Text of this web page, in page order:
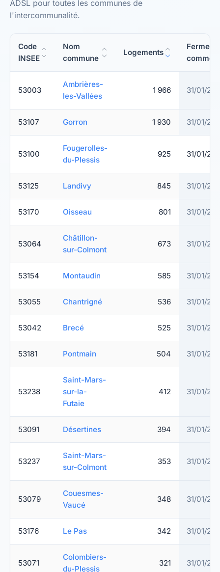
ADSL pour toutes les communes de
l'intercommunalité.
Code
INSEE
Nom
commune
Logements
53003
Ambrières-
les-Vallées
1 966 31/01/
53107 Gorron 1 930 31/01/
53100
Fougerolles-
du-Plessis
925 31/01/
53125 Landivy 845 31/01/
53170 Oisseau 801 31/01/
53064
Châtillon-
sur-Colmont
673 31/01/
53154 Montaudin 585 31/01/
53055 Chantrigné 536 31/01/
53042 Brecé 525 31/01/
53181 Pontmain 504 31/01/
53238
Saint-Mars-
sur-la-
Futaie
412 31/01/
53091 Désertines 394 31/01/
53237
Saint-Mars-
sur-Colmont
353 31/01/
53079
Couesmes-
Vaucé
348 31/01/
53176 Le Pas 342 31/01/
53071
Colombiers-
du-Plessis
321 31/01/